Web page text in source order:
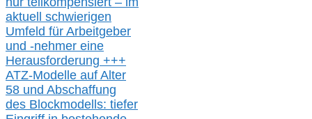
aktuell schwierigen
Umfeld für Arbeitgeber
und -nehmer eine
Herausforderung +++
ATZ-Modelle auf Alter
58 und Abschaffung
des Blockmodells: tiefer